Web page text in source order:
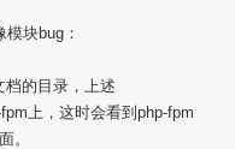
块bug：
的目录，上述
上，这时会看到php-fpm
。